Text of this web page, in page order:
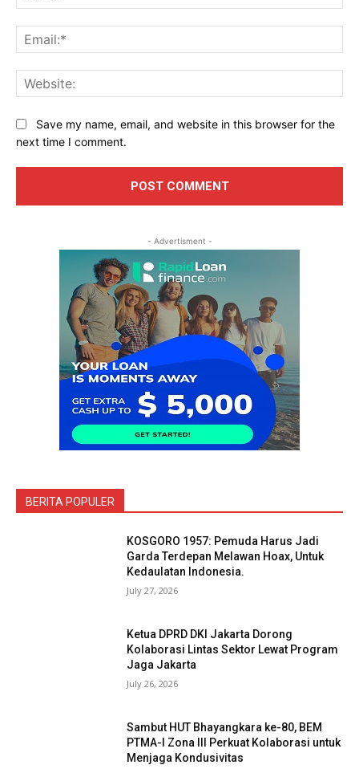
Save my name, email, and website in this browser for the
next time I comment.
- Advertisment -
BERITA POPULER
KOSGORO 1957: Pemuda Harus Jadi
Garda Terdepan Melawan Hoax, Untuk
Kedaulatan Indonesia.
July 27, 2026
Ketua DPRD DKI Jakarta Dorong
Kolaborasi Lintas Sektor Lewat Program
Jaga Jakarta
July 26, 2026
Sambut HUT Bhayangkara ke-80, BEM
PTMA-I Zona III Perkuat Kolaborasi untuk
Menjaga Kondusivitas